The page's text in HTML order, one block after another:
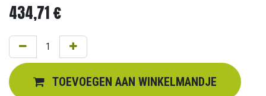
434,71€
TOEVOEGEN AAN WINKELMANDJE